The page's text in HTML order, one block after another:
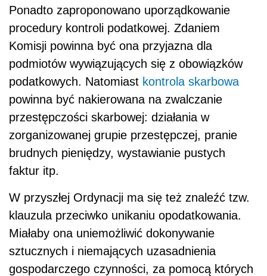
Ponadto zaproponowano uporządkowanie
procedury kontroli podatkowej. Zdaniem
Komisji powinna być ona przyjazna dla
podmiotów wywiązujących się z obowiązków
podatkowych. Natomiast kontrola skarbowa
powinna być nakierowana na zwalczanie
przestępczości skarbowej: działania w
zorganizowanej grupie przestępczej, pranie
brudnych pieniędzy, wystawianie pustych
faktur itp.
W przyszłej Ordynacji ma się też znaleźć tzw.
klauzula przeciwko unikaniu opodatkowania.
Miałaby ona uniemożliwić dokonywanie
sztucznych i niemających uzasadnienia
gospodarczego czynności, za pomocą których